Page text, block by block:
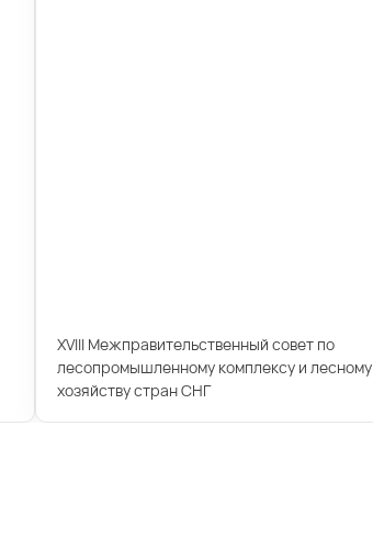
XVIII Межправительственный совет по
лесопромышленному комплексу и лесному
хозяйству стран СНГ